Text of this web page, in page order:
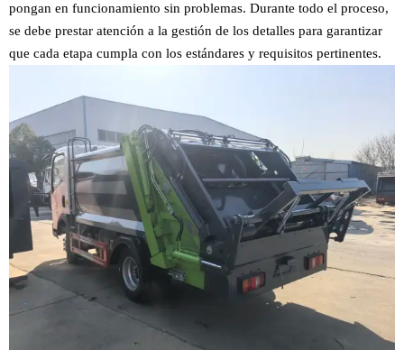
pongan en funcionamiento sin problemas. Durante todo el proceso,
se debe prestar atención a la gestión de los detalles para garantizar
que cada etapa cumpla con los estándares y requisitos pertinentes.